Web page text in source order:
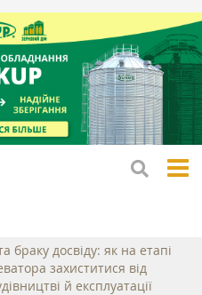
браку досвіду: як на етапі
захиститися від
й експлуатації